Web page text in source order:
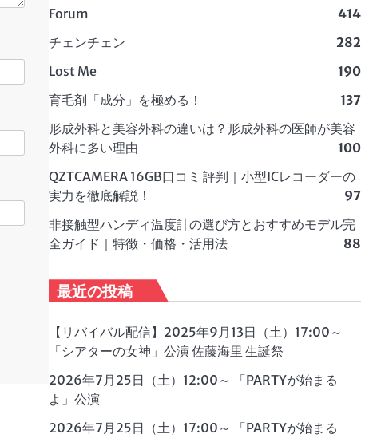
Forum
414
チェンチェン
282
Lost Me
190
育毛剤「成分」を極める！
137
形成外科と美容外科の違いは？形成外科の医師が美容
外科に多い理由
100
QZTCAMERA 16GB口コミ 評判｜小型ICレコーダーの
実力を徹底解説！
97
非接触型ハンディ温度計の選び方とおすすめモデル完
全ガイド｜特徴・価格・活用法
88
最近の投稿
【リバイバル配信】2025年9月13日（土）17:00～
「シアターの女神」公演 佐藤海里 生誕祭
2026年7月25日（土）12:00～ 「PARTYが始まる
よ」公演
2026年7月25日（土）17:00～ 「PARTYが始まる